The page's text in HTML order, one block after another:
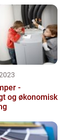
-
og økonomisk